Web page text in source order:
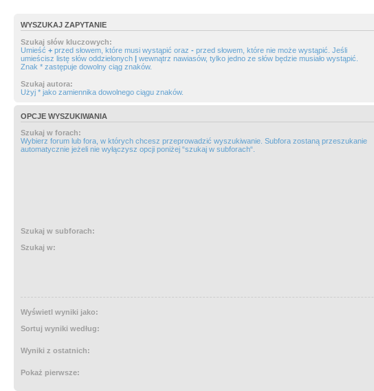
WYSZUKAJ ZAPYTANIE
Szukaj słów kluczowych:
Umieść + przed słowem, które musi wystąpić oraz - przed słowem, które nie może wystąpić. Jeśli
umieścisz listę słów oddzielonych | wewnątrz nawiasów, tylko jedno ze słów będzie musiało wystąpić.
Znak * zastępuje dowolny ciąg znaków.
Szukaj autora:
Użyj * jako zamiennika dowolnego ciągu znaków.
OPCJE WYSZUKIWANIA
Szukaj w forach:
Wybierz forum lub fora, w których chcesz przeprowadzić wyszukiwanie. Subfora zostaną przeszukanie
automatycznie jeżeli nie wyłączysz opcji poniżej “szukaj w subforach“.
Szukaj w subforach:
Szukaj w:
Wyświetl wyniki jako:
Sortuj wyniki według:
Wyniki z ostatnich:
Pokaż pierwsze: